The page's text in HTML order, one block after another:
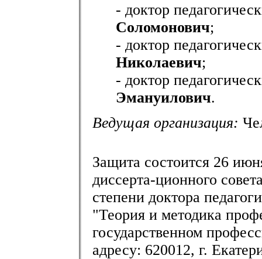
- доктор
Соломонович;
- доктор
Николаевич;
- доктор
Эмануилович.
Ведущая организация:
Защита состоится 26
диссерта-ционного
степени доктора
"Теория и методика
государственном
адресу: 620012, г.